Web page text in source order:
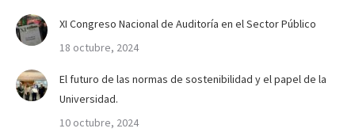
XI Congreso Nacional de Auditoría en el Sector Público
18 octubre, 2024
El futuro de las normas de sostenibilidad y el papel de la
Universidad.
10 octubre, 2024